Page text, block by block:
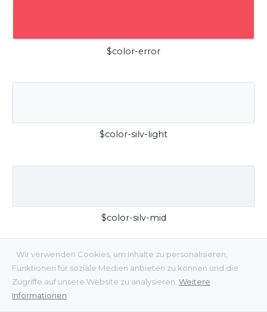
Wir verwenden Cookies, um Inhalte zu personalisieren,
Funktionen für soziale Medien anbieten zu können und die
Zugriffe auf unsere Website zu analysieren. Weitere
Informationen
$color-error
$color-silv-light
$color-silv-mid